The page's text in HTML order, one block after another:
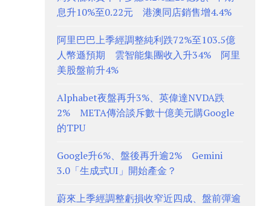
息升10%至0.22元 港澳同店銷售增4.4%
阿里巴巴上季經調整純利跌72%至103.5億
人幣遜預期 雲智能集團收入升34% 阿里
美股盤前升4%
Alphabet夜盤再升3%、英偉達NVDA跌
2% META傳洽談斥數十億美元購Google
的TPU
Google升6%、盤後再升逾2% Gemini
3.0「生成式UI」開始產金？
蔚來上季經調整虧損收窄近四成、盤前彈逾